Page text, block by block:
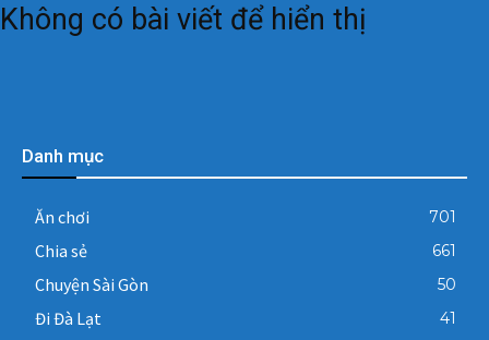
Không có bài viết để hiển thị
Danh mục
Ăn chơi 701
Chia sẻ 661
Chuyện Sài Gòn 50
Đi Đà Lạt 41